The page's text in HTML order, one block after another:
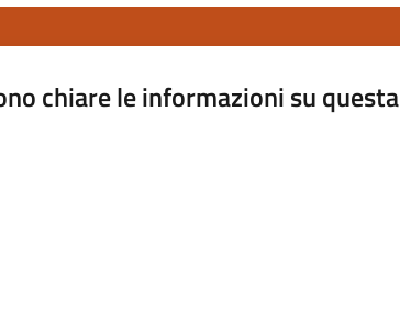
chiare le informazioni su questa